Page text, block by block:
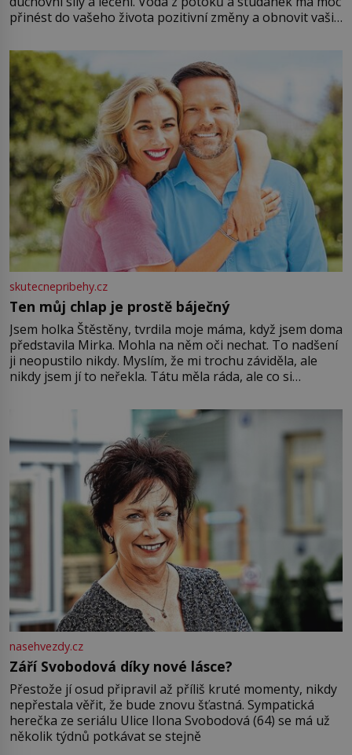
přinést do vašeho života pozitivní změny a obnovit vaši
můžete obohatit své rituály a přinést do svého života
větší harmonii a klid. Je důležité
skutecnepribehy.cz
Ten můj chlap je prostě báječný
Jsem holka Štěstěny, tvrdila moje máma, když jsem doma
představila Mirka. Mohla na něm oči nechat. To nadšení
ji neopustilo nikdy. Myslím, že mi trochu záviděla, ale
nikdy jsem jí to neřekla. Tátu měla ráda, ale co si
Jsme spolu moc rádi Tehdy byla jiná doba, když
nasehvezdy.cz
Září Svobodová díky nové lásce?
Přestože jí osud připravil až příliš kruté momenty, nikdy
nepřestala věřit, že bude znovu šťastná. Sympatická
herečka ze seriálu Ulice Ilona Svobodová (64) se má už
několik týdnů potkávat se stejně